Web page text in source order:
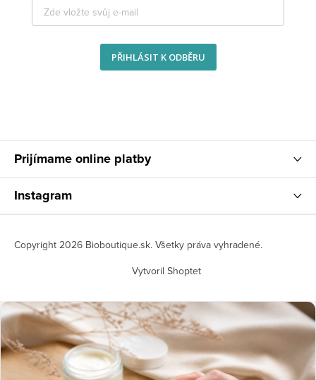
PŘIHLÁSIT K ODBĚRU
Prijímame online platby
Instagram
Vytvoril Shoptet
Copyright 2026 Bioboutique.sk. Všetky práva vyhradené.